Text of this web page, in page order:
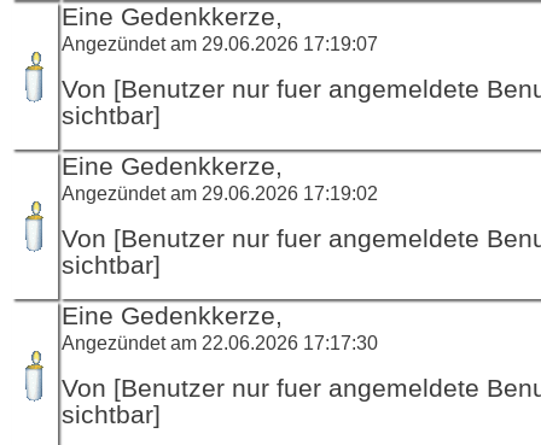
Eine Gedenkkerze,
Angezündet am 29.06.2026 17:19:07
Von [Benutzer nur fuer angemeldete
sichtbar]
Eine Gedenkkerze,
Angezündet am 29.06.2026 17:19:02
Von [Benutzer nur fuer angemeldete
sichtbar]
Eine Gedenkkerze,
Angezündet am 22.06.2026 17:17:30
Von [Benutzer nur fuer angemeldete
sichtbar]